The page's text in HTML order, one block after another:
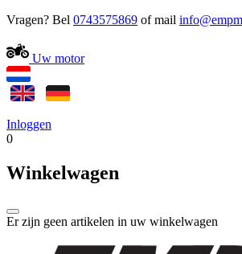
Vragen? Bel 0743575869 of mail
Uw motor
Inloggen
0
Winkelwagen
Er zijn geen artikelen in uw winkelwagen